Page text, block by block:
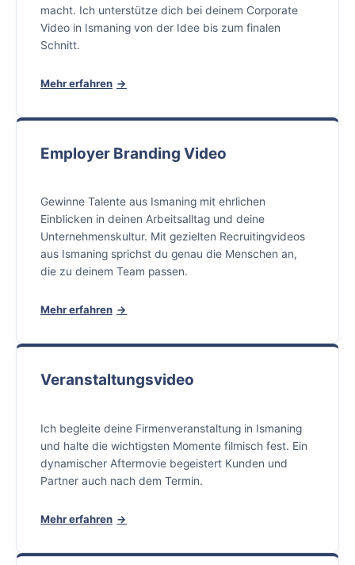
macht. Ich unterstütze dich bei deinem Corporate
Video in Ismaning von der Idee bis zum finalen
Schnitt.
Mehr erfahren
Employer Branding Video
Gewinne Talente aus Ismaning mit ehrlichen
Einblicken in deinen Arbeitsalltag und deine
Unternehmenskultur. Mit gezielten Recruitingvideos
aus Ismaning sprichst du genau die Menschen an,
die zu deinem Team passen.
Mehr erfahren
Veranstaltungsvideo
Ich begleite deine Firmenveranstaltung in Ismaning
und halte die wichtigsten Momente filmisch fest. Ein
dynamischer Aftermovie begeistert Kunden und
Partner auch nach dem Termin.
Mehr erfahren